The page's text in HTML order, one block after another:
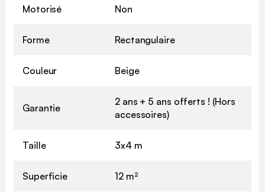
Motorisé Non
Forme Rectangulaire
Couleur Beige
Garantie
2 ans + 5 ans offerts ! (Hors
accessoires)
Taille 3x4 m
Superficie 12 m²